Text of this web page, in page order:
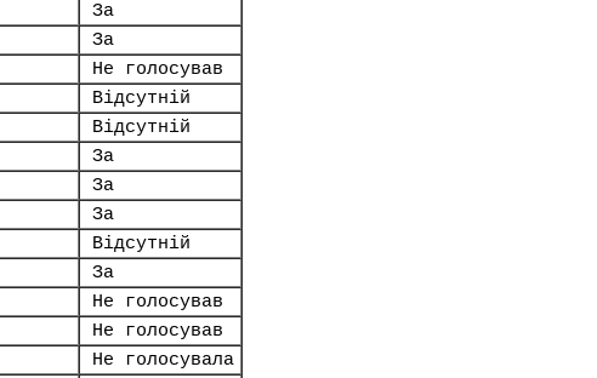
За
За
Не голосував
Відсутній
Відсутній
За
За
За
Відсутній
За
Не голосував
Не голосував
Не голосувала